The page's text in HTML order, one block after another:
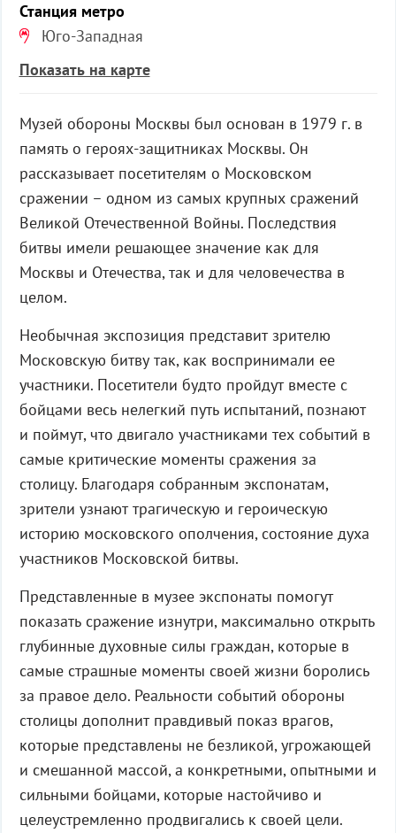
Станция метро
Юго-Западная
Показать на карте
Музей обороны Москвы был основан в 1979 г. в
память о героях-защитниках Москвы. Он
рассказывает посетителям о Московском
сражении – одном из самых крупных сражений
Великой Отечественной Войны. Последствия
битвы имели решающее значение как для
Москвы и Отечества, так и для человечества в
целом.
Необычная экспозиция представит зрителю
Московскую битву так, как воспринимали ее
участники. Посетители будто пройдут вместе с
бойцами весь нелегкий путь испытаний, познают
и поймут, что двигало участниками тех событий в
самые критические моменты сражения за
столицу. Благодаря собранным экспонатам,
зрители узнают трагическую и героическую
историю московского ополчения, состояние духа
участников Московской битвы.
Представленные в музее экспонаты помогут
показать сражение изнутри, максимально открыть
глубинные духовные силы граждан, которые в
самые страшные моменты своей жизни боролись
за правое дело. Реальности событий обороны
столицы дополнит правдивый показ врагов,
которые представлены не безликой, угрожающей
и смешанной массой, а конкретными, опытными и
сильными бойцами, которые настойчиво и
целеустремленно продвигались к своей цели.